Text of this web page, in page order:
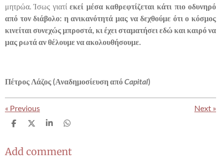
μητρώα. Ίσως γιατίεκεί μέσα καθρεφτίζεται κάτι πιο οδυνηρό
από τον διάβολο: η ανικανότητά μας να δεχθούμε ότι ο κόσμος
κινείται συνεχώς μπροστά, κι έχει σταματήσει εδώ και καιρό να
μας ρωτά αν θέλουμε να ακολουθήσουμε.
Πέτρος Λάζος (Αναδημοσίευση απόCapital)
« Previous Next »
S
r
e
S
r
e
S
r
e
S
r
e
Add comment